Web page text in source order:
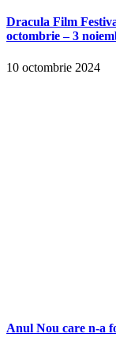
Dracula Film
octombrie – 3
10 octombrie 2024
Anul Nou care n-a